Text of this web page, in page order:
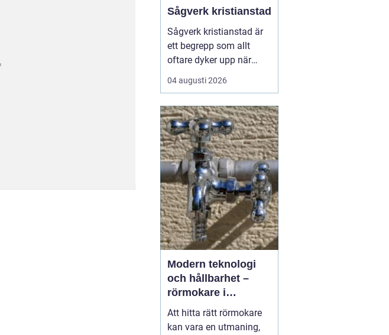
Sågverk kristianstad
Sågverk kristianstad är
ett begrepp som allt
oftare dyker upp när
husbyggare, snickare
och markägare söker
trävaror i nordöstra
skåne. Områdets långa
tradition av skogsbruk
och hantverk har skapat
en stark bas för sågverk
som k...
04 augusti 2026
Modern teknologi
och hållbarhet –
rörmokare i
Jämtland
Att hitta rätt rörmokare
kan vara en utmaning,